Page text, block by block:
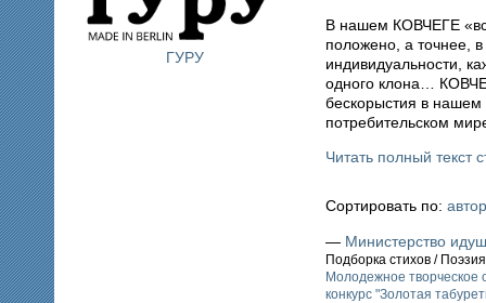
ГУРУ
В нашем КОВЧЕГЕ
положено, а точнее,
индивидуальности,
одного клона…
бескорыстия в
потребительском
Читать полный текст
Сортировать по:
— Министерство
Подборка стихов /
Молодежное творческое
конкурс "Золотая